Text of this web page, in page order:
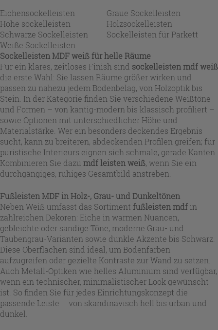
Eichensockelleisten
Graue Sockelleisten
Hohe sockelleisten
Holzsockelleisten
Schwarze Sockelleisten
Sockelleisten für Parkett
Weiße Sockelleisten
Sockelleisten MDF weiß für helle Räume
Für ein klares, zeitloses Finish sind sockelleisten mdf weiß
die erste Wahl: Sie lassen Räume größer wirken und
passen zu nahezu jedem Bodenbelag, von Holzoptik bis
Stein. In der Kategorie finden Sie verschiedene Weißtöne
und Formen – von kantig-modern bis klassisch profiliert –
sowie Optionen mit unterschiedlicher Höhe und
Materialstärke. Wer ein besonders deckendes Ergebnis
sucht, kann zu breiteren, abdeckenden Profilen greifen; für
puristische Interieurs eignen sich schmale, gerade Kanten.
Kombinieren Sie dazu mdf leisten weiß, wenn Sie ein
durchgängiges, ruhiges Gesamtbild anstreben.
Fußleisten MDF in Holz-, Grau- und Dunkeltönen
Neben Weiß umfasst das Sortiment fußleisten mdf in
zahlreichen Dekoren: Eiche in warmen Nuancen,
gebleichte oder sandige Töne, moderne Grau- und
Taubengrau-Varianten sowie dunkle Akzente bis Schwarz.
Diese Oberflächen sind ideal, um Bodenfarben
aufzugreifen oder gezielte Kontraste zur Wand zu setzen.
Auch Metall-Optiken wie helles Aluminium sind verfügbar,
wenn ein technischer, minimalistischer Look gewünscht
ist. So finden Sie für jedes Einrichtungskonzept die
passende Leiste – von skandinavisch hell bis urban und
dunkel.